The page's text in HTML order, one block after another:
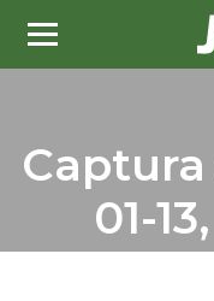
Captura
01-